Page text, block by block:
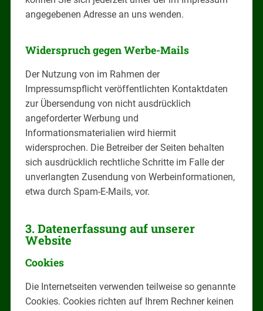
angegebenen Adresse an uns wenden.
Widerspruch gegen Werbe-Mails
Der Nutzung von im Rahmen der
Impressumspflicht veröffentlichten Kontaktdaten
zur Übersendung von nicht ausdrücklich
angeforderter Werbung und
Informationsmaterialien wird hiermit
widersprochen. Die Betreiber der Seiten behalten
sich ausdrücklich rechtliche Schritte im Falle der
unverlangten Zusendung von Werbeinformationen,
etwa durch Spam-E-Mails, vor.
3. Datenerfassung auf unserer
Website
Cookies
Die Internetseiten verwenden teilweise so genannte
Cookies. Cookies richten auf Ihrem Rechner keinen